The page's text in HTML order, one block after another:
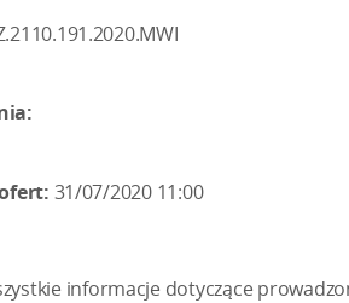
31/07/2020 11:00
informacje dotyczące